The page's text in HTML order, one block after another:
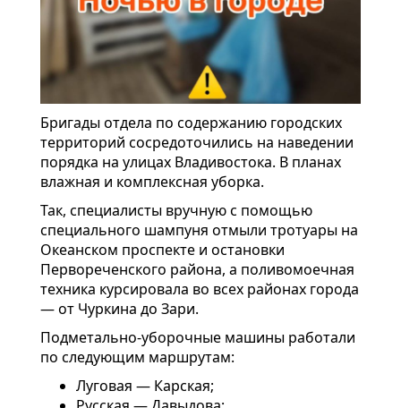
Бригады отдела по содержанию городских
территорий сосредоточились на наведении
порядка на улицах Владивостока. В планах
влажная и комплексная уборка.
Так, специалисты вручную с помощью
специального шампуня отмыли тротуары на
Океанском проспекте и остановки
Первореченского района, а поливомоечная
техника курсировала во всех районах города
— от Чуркина до Зари.
Подметально-уборочные машины работали
по следующим маршрутам:
Луговая — Карская;